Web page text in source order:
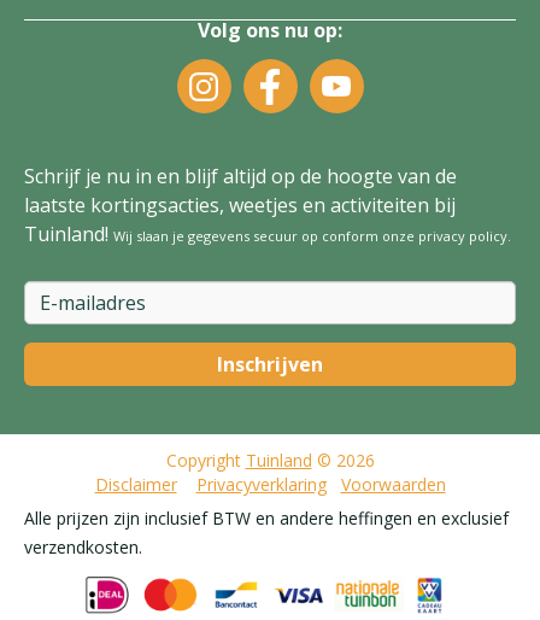
Volg ons nu op:
Schrijf je nu in en blijf altijd op de hoogte van de
laatste kortingsacties, weetjes en activiteiten bij
Tuinland! Wij slaan je gegevens secuur op conform onze privacy policy.
Copyright Tuinland © 2026
Disclaimer
Privacyverklaring
Voorwaarden
Alle prijzen zijn inclusief BTW en andere heffingen en exclusief
verzendkosten.